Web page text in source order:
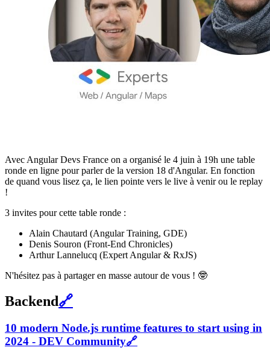
Avec Angular Devs France on a organisé le 4 juin à 19h une table
ronde en ligne pour parler de la version 18 d'Angular. En fonction
de quand vous lisez ça, le lien pointe vers le live à venir ou le replay
!
3 invites pour cette table ronde :
Alain Chautard (Angular Training, GDE)
Denis Souron (Front-End Chronicles)
Arthur Lannelucq (Expert Angular & RxJS)
N'hésitez pas à partager en masse autour de vous ! 🤓
Backend🔗
10 modern Node.js runtime features to start using in
2024 - DEV Community🔗